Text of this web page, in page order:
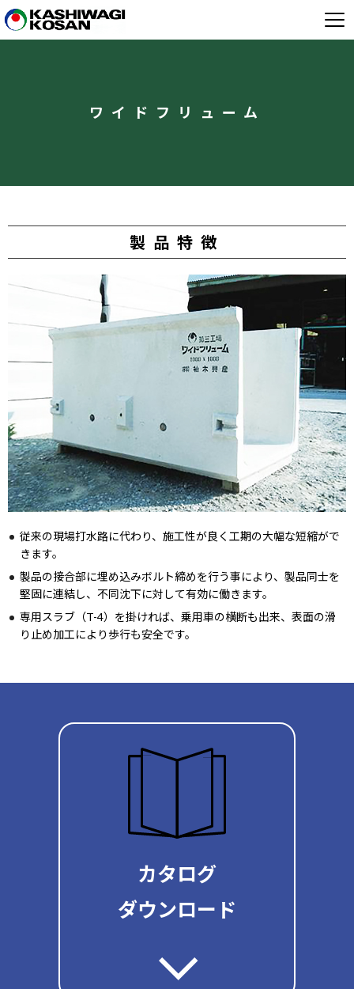
次世代育成支援対策推進法に基づく
一般事業主行動計画の公表について
女性活躍推進法に基づく
一般事業主行動計画の公表について
ワイドフリューム
製品特徴
従来の現場打水路に代わり、施工性が良く工期の大幅な短縮がで
きます。
製品の接合部に埋め込みボルト締めを行う事により、製品同士を
堅固に連結し、不同沈下に対して有効に働きます。
専用スラブ（T-4）を掛ければ、乗用車の横断も出来、表面の滑
り止め加工により歩行も安全です。
カタログ
ダウンロード